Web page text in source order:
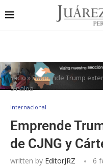
Inicio»Emprende Trump
Sinaloa
Internacional
Emprende
de CJNG y
written by EditorJRZ 6